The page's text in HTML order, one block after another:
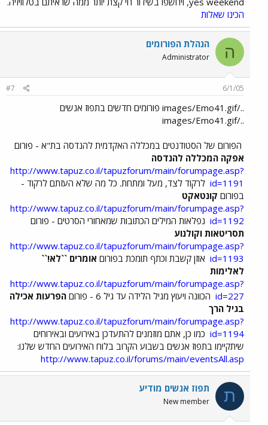
הכינו שאלות
ה הנהלת הפורומים
Administrator
6/1/05
#7
../images/Emo41.gif פורומים חדשים בתפוז אנשים
../images/Emo41.gif
הפורום של הסטודנטים במכללה האקדמית להנדסה בת"א - פורום
אפקה המכללה להנדסה
http://www.tapuz.co.il/tapuzforum/main/forumpage.asp?
id=1191 לרקוד לצד, מעל ומתחת. כל מה שלא העזתם לרקוד -
בפורום קונטאקט
http://www.tapuz.co.il/tapuzforum/main/forumpage.asp?
id=1192 נפלאות המילים הכתובות שמאחורי הסרטים - פורום
תסריטאות וקולנוע
http://www.tapuz.co.il/tapuzforum/main/forumpage.asp?
id=1193 אוזן קשבת וכתף תומכת בפורום אומרים ``לא!``
לאלימות
http://www.tapuz.co.il/tapuzforum/main/forumpage.asp?
id=227 הכוונה ויעוץ מגיל הלידה עד גיל 6 - פורום
הפרעות אכילה
בגיל הרך
http://www.tapuz.co.il/tapuzforum/main/forumpage.asp?
id=1194 כמו כן, אתם מוזמנים להתעדכן באירועים ובאירוחים
שיתקיימו בתפוז אנשים בשבוע הקרוב בלוח האירועים החדש שלנו:
http://www.tapuz.co.il/forums/main/eventsAll.asp
ת תפוז אנשים מודיע
New member